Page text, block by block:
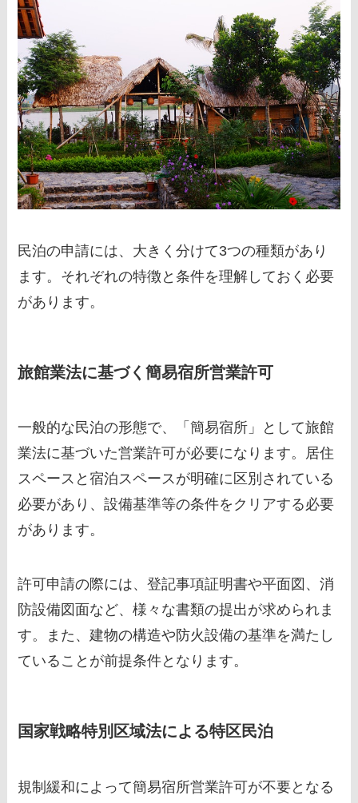
民泊の申請には、大きく分けて3つの種類があり
ます。それぞれの特徴と条件を理解しておく必要
があります。
旅館業法に基づく簡易宿所営業許可
一般的な民泊の形態で、「簡易宿所」として旅館
業法に基づいた営業許可が必要になります。居住
スペースと宿泊スペースが明確に区別されている
必要があり、設備基準等の条件をクリアする必要
があります。
許可申請の際には、登記事項証明書や平面図、消
防設備図面など、様々な書類の提出が求められま
す。また、建物の構造や防火設備の基準を満たし
ていることが前提条件となります。
国家戦略特別区域法による特区民泊
規制緩和によって簡易宿所営業許可が不要となる